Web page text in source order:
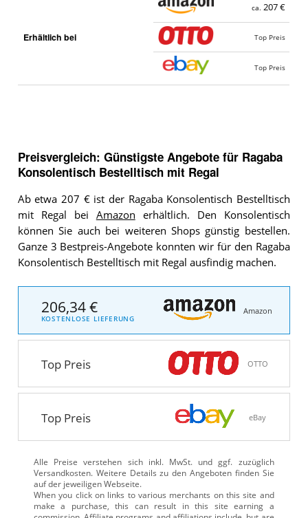
Erhältlich bei
ca. 207 €
Top Preis
Top Preis
Preisvergleich: Günstigste Angebote für Ragaba
Konsolentisch Bestelltisch mit Regal
Ab etwa 207 € ist der Ragaba Konsolentisch Bestelltisch
mit Regal bei Amazon erhältlich. Den Konsolentisch
können Sie auch bei weiteren Shops günstig bestellen.
Ganze 3 Bestpreis-Angebote konnten wir für den Ragaba
Konsolentisch Bestelltisch mit Regal ausfindig machen.
206,34 €
KOSTENLOSE LIEFERUNG
Amazon
Top Preis OTTO
Top Preis eBay
Alle Preise verstehen sich inkl. MwSt. und ggf. zuzüglich
Versandkosten. Weitere Details zu den Angeboten finden Sie
auf der jeweiligen Webseite.